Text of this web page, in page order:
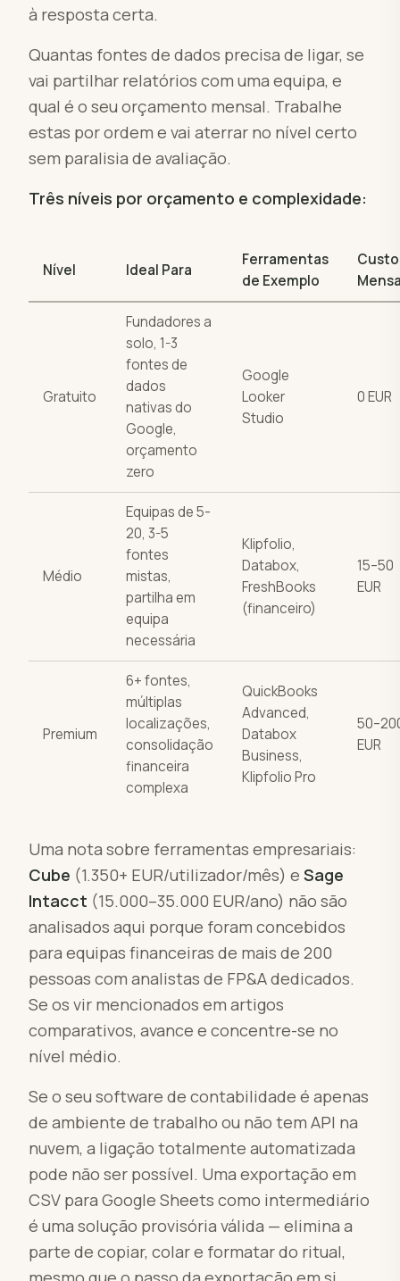
à resposta certa.
Quantas fontes de dados precisa de ligar, se
vai partilhar relatórios com uma equipa, e
qual é o seu orçamento mensal. Trabalhe
estas por ordem e vai aterrar no nível certo
sem paralisia de avaliação.
Três níveis por orçamento e complexidade:
Nível Ideal Para
Ferramentas
de Exemplo
Custo
Gratuito
Fundadores a
solo, 1-3
fontes de
dados
nativas do
Google,
orçamento
zero
Google
Looker
Studio
0 EUR
Médio
Equipas de 5-
20, 3-5
fontes
mistas,
partilha em
equipa
necessária
Klipfolio,
Databox,
FreshBooks
(financeiro)
15–50
EUR
Premium
6+ fontes,
múltiplas
localizações,
consolidação
financeira
complexa
QuickBooks
Advanced,
Databox
Business,
Klipfolio Pro
EUR
Uma nota sobre ferramentas empresariais:
Cube (1.350+ EUR/utilizador/mês) e Sage
Intacct (15.000–35.000 EUR/ano) não são
analisados aqui porque foram concebidos
para equipas financeiras de mais de 200
pessoas com analistas de FP&A dedicados.
Se os vir mencionados em artigos
comparativos, avance e concentre-se no
nível médio.
Se o seu software de contabilidade é apenas
de ambiente de trabalho ou não tem API na
nuvem, a ligação totalmente automatizada
pode não ser possível. Uma exportação em
CSV para Google Sheets como intermediário
é uma solução provisória válida — elimina a
parte de copiar, colar e formatar do ritual,